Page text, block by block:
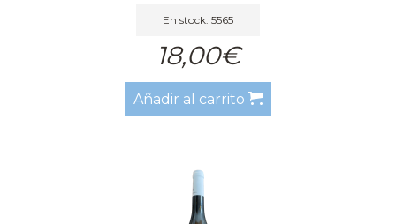
En stock: 5565
18,00€
Añadir al carrito